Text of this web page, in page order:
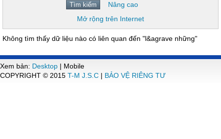
Nâng cao
Mở rộng trên Internet
Không tìm thấy dữ liệu nào có liên quan đến "l&agrave những"
Xem bản: Desktop | Mobile
COPYRIGHT © 2015 T-M J.S.C | BẢO VỆ RIÊNG TƯ